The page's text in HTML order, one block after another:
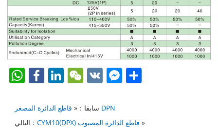
W
at
s
F
c
e
Li
k
e
W
C
h
V F
e e
سابقا：« قاطع الدائرة المصغر DPN
التالي：
CYM10(DPX) قاطع الدائرة المصبوب »